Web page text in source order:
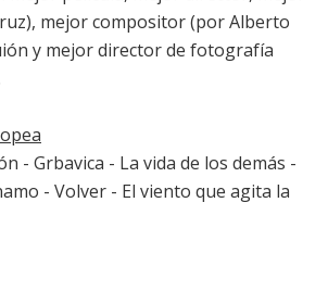
), mejor compositor (por Alberto
y mejor director de fotografía
- Grbavica - La vida de los demás -
- Volver - El viento que agita la